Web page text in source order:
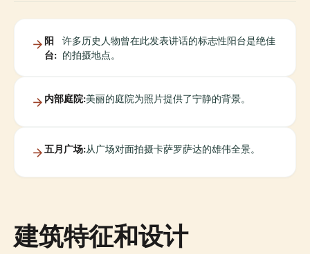
阳
台:
许多历史人物曾在此发表讲话的标志性阳台是绝佳
的拍摄地点。
内部庭院:美丽的庭院为照片提供了宁静的背景。
五月广场:从广场对面拍摄卡萨罗萨达的雄伟全景。
建筑特征和设计